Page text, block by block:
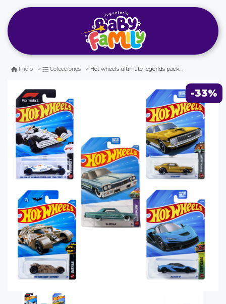
Inicio Colecciones Hot wheels ultimate legends pack x5 - f1 - camaro - impala - batmobile - mclaren
-33%